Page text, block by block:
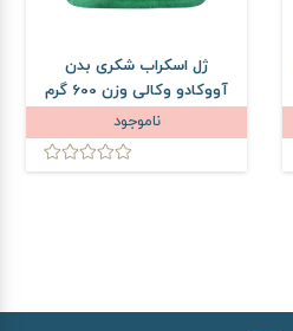
ژل اسکراب شکری بدن
آووکادو وکالی وزن 600 گرم
ناموجود